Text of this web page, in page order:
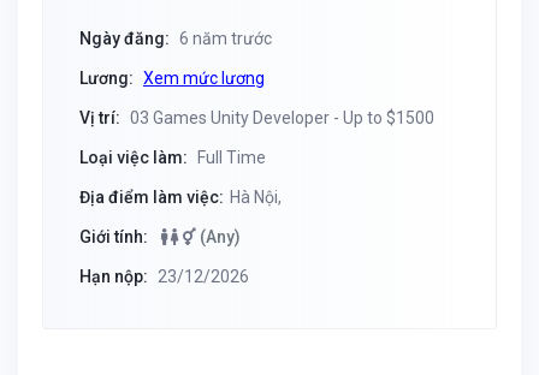
Ngày đăng: 6 năm trước
Lương: Xem mức lương
Vị trí: 03 Games Unity Developer - Up to $1500
Loại việc làm: Full Time
Địa điểm làm việc: Hà Nội,
Giới tính: (Any)
Hạn nộp: 23/12/2026